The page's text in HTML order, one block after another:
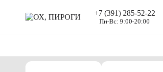
+7 (391) 285-52-22
Пн-Вс: 9:00-20:00